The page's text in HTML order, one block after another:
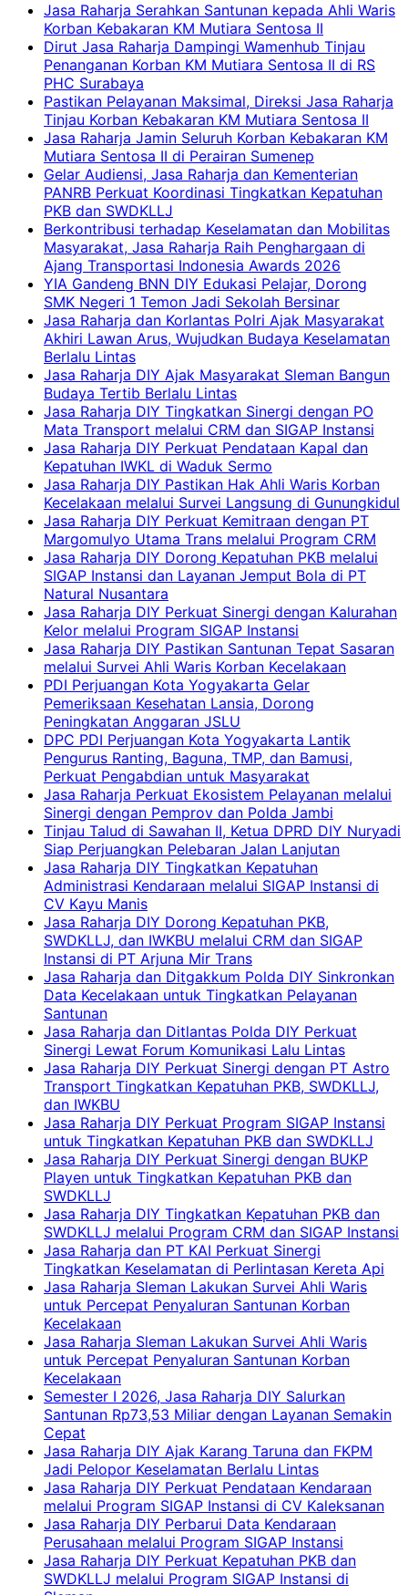
Jasa Raharja Serahkan Santunan kepada Ahli Waris
Korban Kebakaran KM Mutiara Sentosa II
Dirut Jasa Raharja Dampingi Wamenhub Tinjau
Penanganan Korban KM Mutiara Sentosa II di RS
PHC Surabaya
Pastikan Pelayanan Maksimal, Direksi Jasa Raharja
Tinjau Korban Kebakaran KM Mutiara Sentosa II
Jasa Raharja Jamin Seluruh Korban Kebakaran KM
Mutiara Sentosa II di Perairan Sumenep
Gelar Audiensi, Jasa Raharja dan Kementerian
PANRB Perkuat Koordinasi Tingkatkan Kepatuhan
PKB dan SWDKLLJ
Berkontribusi terhadap Keselamatan dan Mobilitas
Masyarakat, Jasa Raharja Raih Penghargaan di
Ajang Transportasi Indonesia Awards 2026
YIA Gandeng BNN DIY Edukasi Pelajar, Dorong
SMK Negeri 1 Temon Jadi Sekolah Bersinar
Jasa Raharja dan Korlantas Polri Ajak Masyarakat
Akhiri Lawan Arus, Wujudkan Budaya Keselamatan
Berlalu Lintas
Jasa Raharja DIY Ajak Masyarakat Sleman Bangun
Budaya Tertib Berlalu Lintas
Jasa Raharja DIY Tingkatkan Sinergi dengan PO
Mata Transport melalui CRM dan SIGAP Instansi
Jasa Raharja DIY Perkuat Pendataan Kapal dan
Kepatuhan IWKL di Waduk Sermo
Jasa Raharja DIY Pastikan Hak Ahli Waris Korban
Kecelakaan melalui Survei Langsung di Gunungkidul
Jasa Raharja DIY Perkuat Kemitraan dengan PT
Margomulyo Utama Trans melalui Program CRM
Jasa Raharja DIY Dorong Kepatuhan PKB melalui
SIGAP Instansi dan Layanan Jemput Bola di PT
Natural Nusantara
Jasa Raharja DIY Perkuat Sinergi dengan Kalurahan
Kelor melalui Program SIGAP Instansi
Jasa Raharja DIY Pastikan Santunan Tepat Sasaran
melalui Survei Ahli Waris Korban Kecelakaan
PDI Perjuangan Kota Yogyakarta Gelar
Pemeriksaan Kesehatan Lansia, Dorong
Peningkatan Anggaran JSLU
DPC PDI Perjuangan Kota Yogyakarta Lantik
Pengurus Ranting, Baguna, TMP, dan Bamusi,
Perkuat Pengabdian untuk Masyarakat
Jasa Raharja Perkuat Ekosistem Pelayanan melalui
Sinergi dengan Pemprov dan Polda Jambi
Tinjau Talud di Sawahan II, Ketua DPRD DIY Nuryadi
Siap Perjuangkan Pelebaran Jalan Lanjutan
Jasa Raharja DIY Tingkatkan Kepatuhan
Administrasi Kendaraan melalui SIGAP Instansi di
CV Kayu Manis
Jasa Raharja DIY Dorong Kepatuhan PKB,
SWDKLLJ, dan IWKBU melalui CRM dan SIGAP
Instansi di PT Arjuna Mir Trans
Jasa Raharja dan Ditgakkum Polda DIY Sinkronkan
Data Kecelakaan untuk Tingkatkan Pelayanan
Santunan
Jasa Raharja dan Ditlantas Polda DIY Perkuat
Sinergi Lewat Forum Komunikasi Lalu Lintas
Jasa Raharja DIY Perkuat Sinergi dengan PT Astro
Transport Tingkatkan Kepatuhan PKB, SWDKLLJ,
dan IWKBU
Jasa Raharja DIY Perkuat Program SIGAP Instansi
untuk Tingkatkan Kepatuhan PKB dan SWDKLLJ
Jasa Raharja DIY Perkuat Sinergi dengan BUKP
Playen untuk Tingkatkan Kepatuhan PKB dan
SWDKLLJ
Jasa Raharja DIY Tingkatkan Kepatuhan PKB dan
SWDKLLJ melalui Program CRM dan SIGAP Instansi
Jasa Raharja dan PT KAI Perkuat Sinergi
Tingkatkan Keselamatan di Perlintasan Kereta Api
Jasa Raharja Sleman Lakukan Survei Ahli Waris
untuk Percepat Penyaluran Santunan Korban
Kecelakaan
Jasa Raharja Sleman Lakukan Survei Ahli Waris
untuk Percepat Penyaluran Santunan Korban
Kecelakaan
Semester I 2026, Jasa Raharja DIY Salurkan
Santunan Rp73,53 Miliar dengan Layanan Semakin
Cepat
Jasa Raharja DIY Ajak Karang Taruna dan FKPM
Jadi Pelopor Keselamatan Berlalu Lintas
Jasa Raharja DIY Perkuat Pendataan Kendaraan
melalui Program SIGAP Instansi di CV Kaleksanan
Jasa Raharja DIY Perbarui Data Kendaraan
Perusahaan melalui Program SIGAP Instansi
Jasa Raharja DIY Perkuat Kepatuhan PKB dan
SWDKLLJ melalui Program SIGAP Instansi di